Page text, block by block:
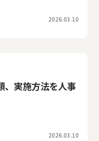
2026.03.10
、実施方法を人事
2026.03.10